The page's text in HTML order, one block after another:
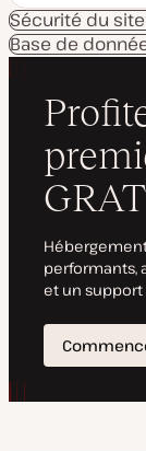
a
t
e
d
s
e
à
j
o
u
Sécurité du
Base de